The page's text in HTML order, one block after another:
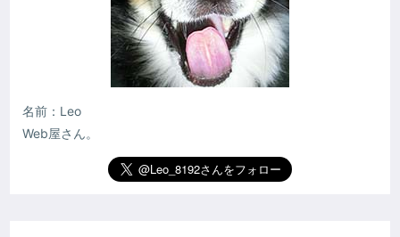
名前：Leo
Web屋さん。